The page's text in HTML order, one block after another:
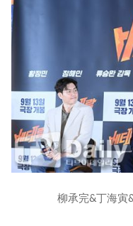
柳承完&丁海寅